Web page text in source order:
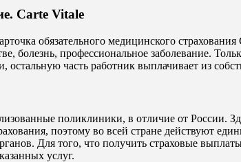
Carte Vitale
обязательного медицинского
болезнь, профессиональное заболевание.
остальную часть работник выплачивает из
поликлиники, в отличие от России.
поэтому во всей стране действуют
Для того, что получить страховые
услуг.